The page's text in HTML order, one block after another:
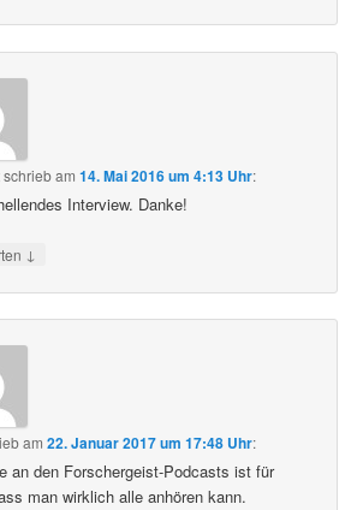
schriebam14. Mai 2016 um 4:13 Uhr:
Interview. Danke!
↓
am22. Januar 2017 um 17:48 Uhr:
an den Forschergeist-Podcasts ist für
man wirklich alle anhören kann.